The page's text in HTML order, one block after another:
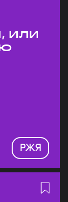
или
РЖЯ